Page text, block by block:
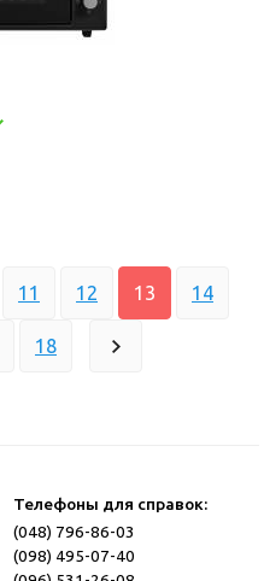
11 12 13 14
18
Телефоны для справок:
(048) 796-86-03
(098) 495-07-40